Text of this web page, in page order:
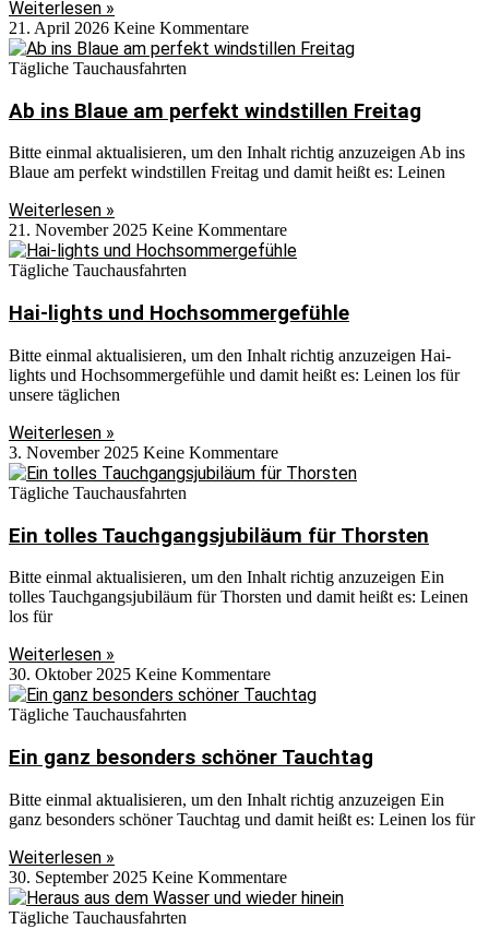
Weiterlesen »
21. April 2026 Keine Kommentare
Tägliche Tauchausfahrten
Ab ins Blaue am perfekt windstillen Freitag
Bitte einmal aktualisieren, um den Inhalt richtig anzuzeigen Ab ins
Blaue am perfekt windstillen Freitag und damit heißt es: Leinen
Weiterlesen »
21. November 2025 Keine Kommentare
Tägliche Tauchausfahrten
Hai-lights und Hochsommergefühle
Bitte einmal aktualisieren, um den Inhalt richtig anzuzeigen Hai-
lights und Hochsommergefühle und damit heißt es: Leinen los für
unsere täglichen
Weiterlesen »
3. November 2025 Keine Kommentare
Tägliche Tauchausfahrten
Ein tolles Tauchgangsjubiläum für Thorsten
Bitte einmal aktualisieren, um den Inhalt richtig anzuzeigen Ein
tolles Tauchgangsjubiläum für Thorsten und damit heißt es: Leinen
los für
Weiterlesen »
30. Oktober 2025 Keine Kommentare
Tägliche Tauchausfahrten
Ein ganz besonders schöner Tauchtag
Bitte einmal aktualisieren, um den Inhalt richtig anzuzeigen Ein
ganz besonders schöner Tauchtag und damit heißt es: Leinen los für
Weiterlesen »
30. September 2025 Keine Kommentare
Tägliche Tauchausfahrten